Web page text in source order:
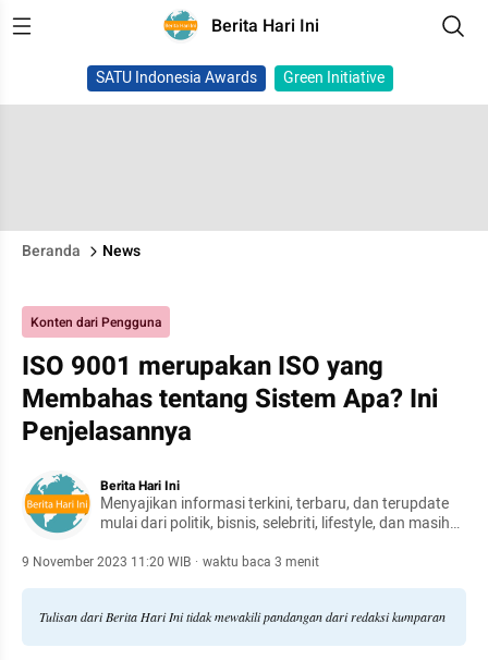
Berita Hari Ini
SATU Indonesia Awards Green Initiative
Beranda News
Konten dari Pengguna
ISO 9001 merupakan ISO yang
Membahas tentang Sistem Apa? Ini
Penjelasannya
Berita Hari Ini
Menyajikan informasi terkini, terbaru, dan terupdate
mulai dari politik, bisnis, selebriti, lifestyle, dan masih
9 November 2023 11:20 WIB · waktu baca 3 menit
Tulisan dari Berita Hari Ini tidak mewakili pandangan dari redaksi kumparan